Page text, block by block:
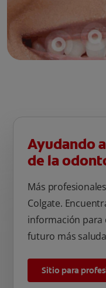
Ayudando
de la
Más
Colgate.
información para
futuro más
Sitio para